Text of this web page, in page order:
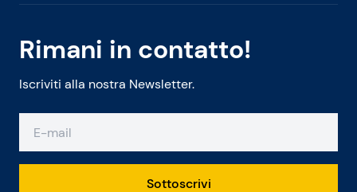
Rimani in contatto!
Iscriviti alla nostra Newsletter.
Sottoscrivi